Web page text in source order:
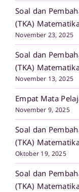
Soal dan
(TKA)
November 23, 2025
Soal dan
(TKA)
November 13, 2025
Empat Mata
November 9, 2025
Soal dan
(TKA)
Oktober 19, 2025
Soal dan
(TKA)